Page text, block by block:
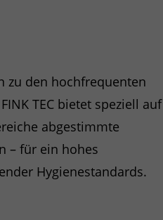
zu den hochfrequenten
TEC bietet speziell auf
abgestimmte
– für ein hohes
Hygienestandards.